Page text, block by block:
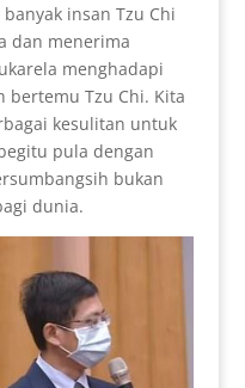
insan Tzu Chi
dan menerima
menghadapi
bertemu Tzu Chi. Kita
kesulitan untuk
pula dengan
bukan
dunia.